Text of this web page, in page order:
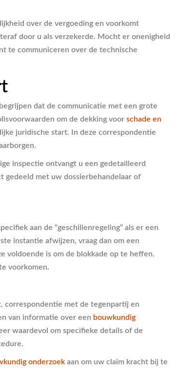
over de vergoeding en voorkomt
door u als verzekerde. Mocht er onenigheid
te communiceren over de technische
dat de communicatie met een grote
om de dekking voor schade en
juridische start. In deze correspondentie
inspectie ontvangt u een gedetailleerd
met uw dossierbehandelaar of
aan de “geschillenregeling” als er een
instantie afwijzen, vraag dan om een
voldoende is om de blokkade op te heffen.
voorkomen.
correspondentie met de tegenpartij en
van informatie over een bouwkundig
waardevol om specifieke details of de
onderzoek aan om uw claim kracht bij te